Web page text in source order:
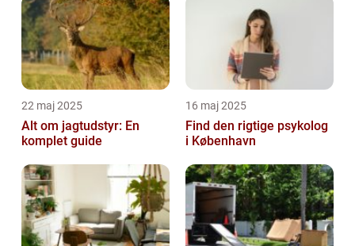
22 maj 2025
Alt om jagtudstyr: En
komplet guide
16 maj 2025
Find den rigtige psykolog
i København